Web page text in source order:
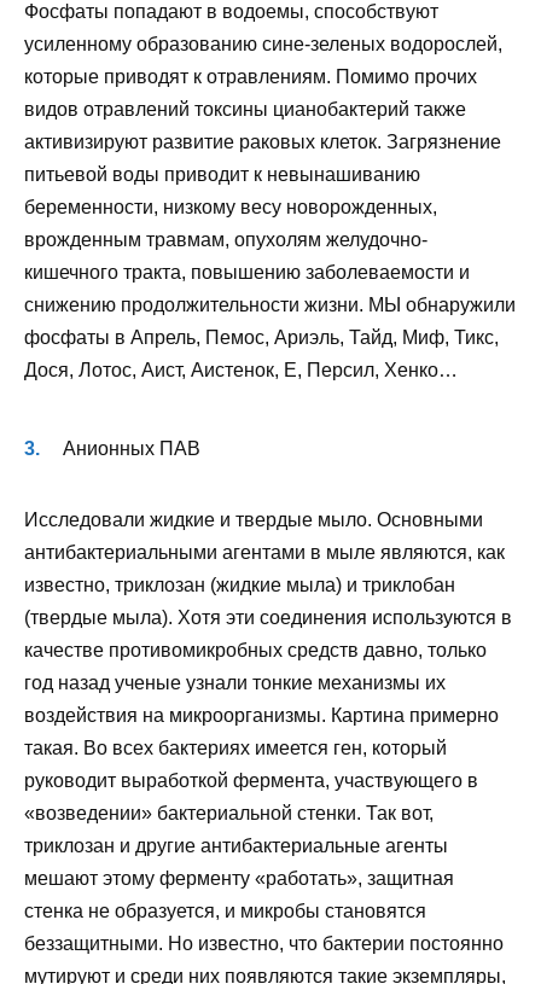
Фосфаты попадают в водоемы, способствуют
усиленному образованию сине-зеленых водорослей,
которые приводят к отравлениям. Помимо прочих
видов отравлений токсины цианобактерий также
активизируют развитие раковых клеток. Загрязнение
питьевой воды приводит к невынашиванию
беременности, низкому весу новорожденных,
врожденным травмам, опухолям желудочно-
кишечного тракта, повышению заболеваемости и
снижению продолжительности жизни. МЫ обнаружили
фосфаты в Апрель, Пемос, Ариэль, Тайд, Миф, Тикс,
Дося, Лотос, Аист, Аистенок, Е, Персил, Хенко…
Анионных ПАВ
Исследовали жидкие и твердые мыло. Основными
антибактериальными агентами в мыле являются, как
известно, триклозан (жидкие мыла) и триклобан
(твердые мыла). Хотя эти соединения используются в
качестве противомикробных средств давно, только
год назад ученые узнали тонкие механизмы их
воздействия на микроорганизмы. Картина примерно
такая. Во всех бактериях имеется ген, который
руководит выработкой фермента, участвующего в
«возведении» бактериальной стенки. Так вот,
триклозан и другие антибактериальные агенты
мешают этому ферменту «работать», защитная
стенка не образуется, и микробы становятся
беззащитными. Но известно, что бактерии постоянно
мутируют и среди них появляются такие экземпляры,